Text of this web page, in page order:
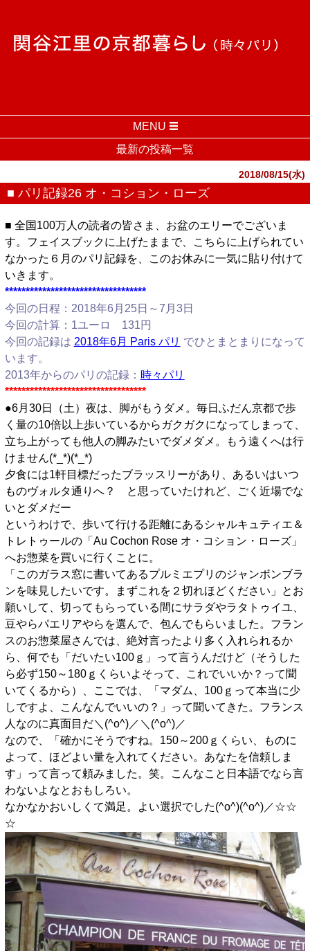
MENU
最新の投稿一覧
2018/08/15(水)
■ パリ記録26 オ・コション・ローズ
■ 全国100万人の読者の皆さま、お盆のエリーでございま
す。フェイスブックに上げたままで、こちらに上げられてい
なかった６月のパリ記録を、このお休みに一気に貼り付けて
いきます。
**********************************
今回の日程：2018年6月25日～7月3日
今回の計算：1ユーロ 131円
今回の記録は 2018年6月 Paris パリ でひとまとまりになって
います。
2013年からのパリの記録： 時々パリ
**********************************
●6月30日（土）夜は、脚がもうダメ。毎日ふだん京都で歩
く量の10倍以上歩いているからガクガクになってしまって、
立ち上がっても他人の脚みたいでダメダメ。もう遠くへは行
けません(*_*)(*_*)
夕食には1軒目標だったブラッスリーがあり、あるいはいつ
ものヴォルタ通りへ？ と思っていたけれど、ごく近場でな
いとダメだー
というわけで、歩いて行ける距離にあるシャルキュティエ＆
トレトゥールの「Au Cochon Rose オ・コション・ローズ」
へお惣菜を買いに行くことに。
「このガラス窓に書いてあるプルミエプリのジャンボンブラ
ンを味見したいです。まずこれを２切れほどください」とお
願いして、切ってもらっている間にサラダやラタトゥイユ、
豆やらパエリアやらを選んで、包んでもらいました。フラン
スのお惣菜屋さんでは、絶対言ったより多く入れられるか
ら、何でも「だいたい100ｇ」って言うんだけど（そうした
ら必ず150～180ｇくらいよそって、これでいいか？って聞
いてくるから）、ここでは、「マダム、100ｇって本当に少
しですよ、こんなんでいいの？」って聞いてきた。フランス
人なのに真面目だ＼(^o^)／＼(^o^)／
なので、「確かにそうですね。150～200ｇくらい、ものに
よって、ほどよい量を入れてください。あなたを信頼しま
す」って言って頼みました。笑。こんなこと日本語でなら言
わないよなとおもしろい。
なかなかおいしくて満足。よい選択でした(^o^)(^o^)／☆☆
☆